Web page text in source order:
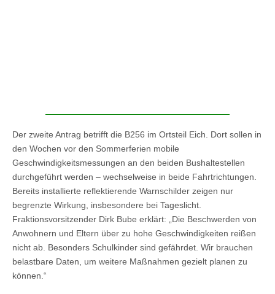
Der zweite Antrag betrifft die B256 im Ortsteil Eich. Dort sollen in
den Wochen vor den Sommerferien mobile
Geschwindigkeitsmessungen an den beiden Bushaltestellen
durchgeführt werden – wechselweise in beide Fahrtrichtungen.
Bereits installierte reflektierende Warnschilder zeigen nur
begrenzte Wirkung, insbesondere bei Tageslicht.
Fraktionsvorsitzender Dirk Bube erklärt: „Die Beschwerden von
Anwohnern und Eltern über zu hohe Geschwindigkeiten reißen
nicht ab. Besonders Schulkinder sind gefährdet. Wir brauchen
belastbare Daten, um weitere Maßnahmen gezielt planen zu
können.“